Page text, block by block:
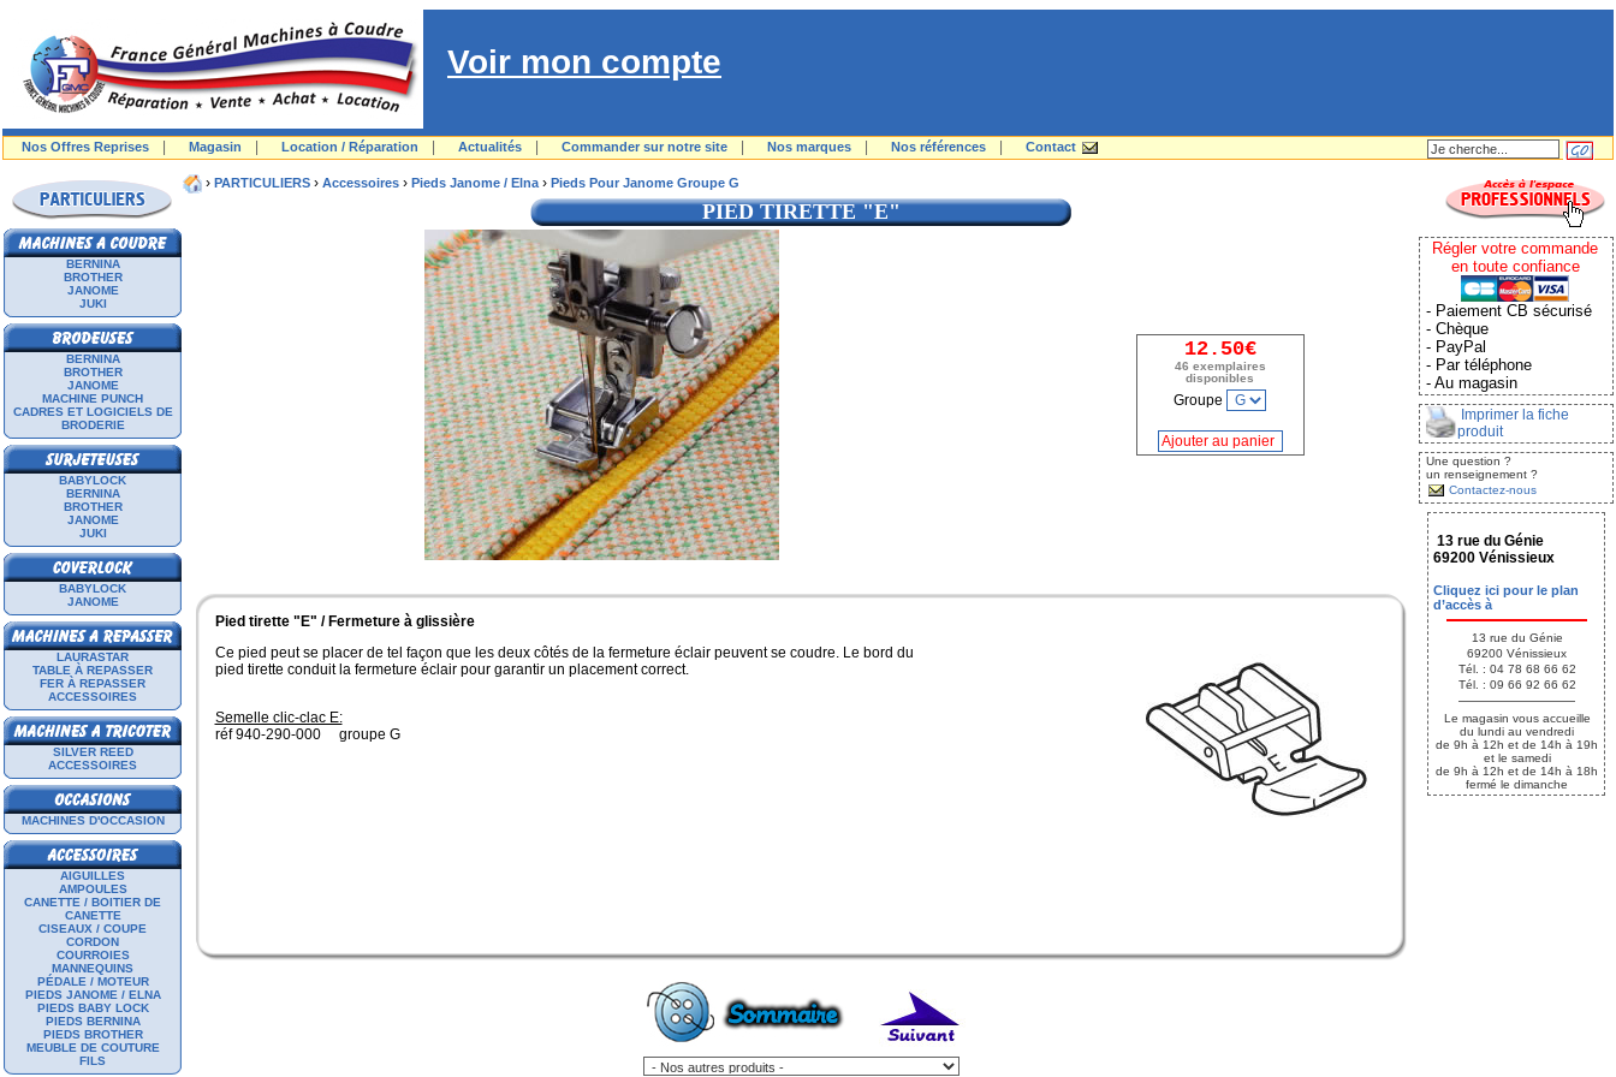
Voir mon compte
Nos Offres Reprises Magasin Location / Réparation Actualités Commander sur notre site Nos marques Nos références Contact
BERNINA
BROTHER
JANOME
JUKI
BERNINA
BROTHER
JANOME
MACHINE PUNCH
CADRES ET LOGICIELS DE
BRODERIE
BABYLOCK
BERNINA
BROTHER
JANOME
JUKI
BABYLOCK
JANOME
LAURASTAR
TABLE À REPASSER
FER À REPASSER
ACCESSOIRES
SILVER REED
ACCESSOIRES
MACHINES D'OCCASION
AIGUILLES
AMPOULES
CANETTE / BOITIER DE
CANETTE
CISEAUX / COUPE
CORDON
COURROIES
MANNEQUINS
PÉDALE / MOTEUR
PIEDS JANOME / ELNA
PIEDS BABY LOCK
PIEDS BERNINA
PIEDS BROTHER
MEUBLE DE COUTURE
FILS
› PARTICULIERS › Accessoires › Pieds Janome / Elna› Pieds Pour Janome Groupe G
PIED TIRETTE "E"
12.50€
46 exemplaires
disponibles
Groupe
Pied tirette "E" / Fermeture à glissière
Ce pied peut se placer de tel façon que les deux côtés de la fermeture éclair peuvent se coudre. Le bord du
pied tirette conduit la fermeture éclair pour garantir un placement correct.
Semelle clic-clac E:
réf 940-290-000 groupe G
Régler votre commande
en toute confiance
- Paiement CB sécurisé
- Chèque
- PayPal
- Par téléphone
- Au magasin
Imprimer la fiche
produit
Une question ?
un renseignement ?
Contactez-nous
13 rue du Génie
69200 Vénissieux
Cliquez ici pour le plan
d’accès à
13 rue du Génie
69200 Vénissieux
Tél. : 04 78 68 66 62
Tél. : 09 66 92 66 62
Le magasin vous accueille
du lundi au vendredi
de 9h à 12h et de 14h à 19h
et le samedi
de 9h à 12h et de 14h à 18h
fermé le dimanche